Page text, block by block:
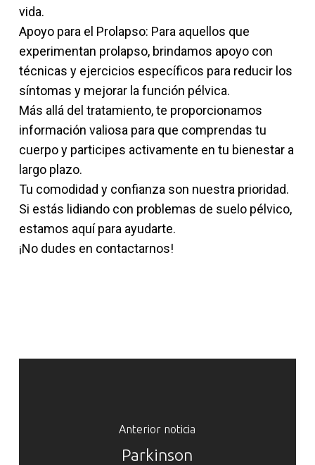
vida.
Apoyo para el Prolapso: Para aquellos que
experimentan prolapso, brindamos apoyo con
técnicas y ejercicios específicos para reducir los
síntomas y mejorar la función pélvica.
Más allá del tratamiento, te proporcionamos
información valiosa para que comprendas tu
cuerpo y participes activamente en tu bienestar a
largo plazo.
Tu comodidad y confianza son nuestra prioridad.
Si estás lidiando con problemas de suelo pélvico,
estamos aquí para ayudarte.
¡No dudes en contactarnos!
Anterior noticia
Parkinson